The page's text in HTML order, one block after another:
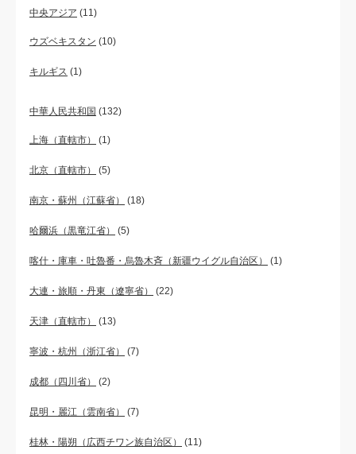
中央アジア (11)
ウズベキスタン (10)
キルギス (1)
中華人民共和国 (132)
上海（直轄市） (1)
北京（直轄市） (5)
南京・蘇州（江蘇省） (18)
哈爾浜（黒竜江省） (5)
喀什・庫車・吐魯番・烏魯木斉（新疆ウイグル自治区） (1)
大連・旅順・丹東（遼寧省） (22)
天津（直轄市） (13)
寧波・杭州（浙江省） (7)
成都（四川省） (2)
昆明・麗江（雲南省） (7)
桂林・陽朔（広西チワン族自治区） (11)